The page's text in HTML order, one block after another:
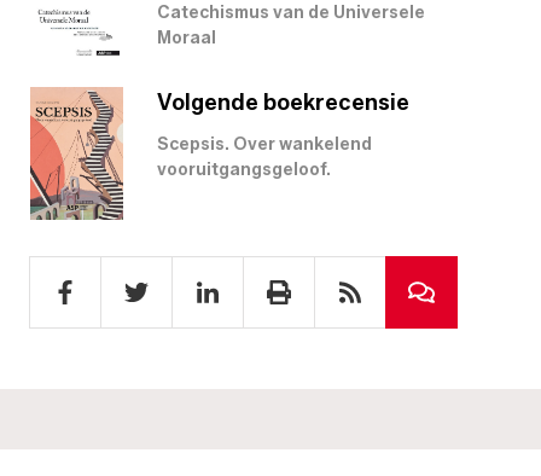
Catechismus van de Universele
Moraal
Volgende boekrecensie
Scepsis. Over wankelend
vooruitgangsgeloof.